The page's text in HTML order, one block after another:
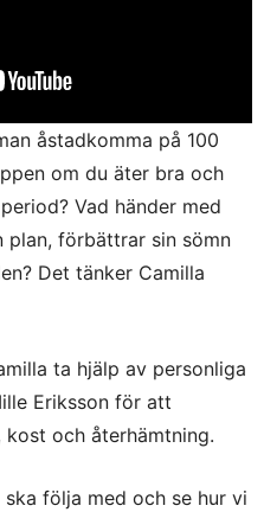
åstadkomma på 100
om du äter bra och
Vad händer med
plan, förbättrar sin sömn
Det tänker Camilla
ta hjälp av personliga
Eriksson för att
och återhämtning.
följa med och se hur vi